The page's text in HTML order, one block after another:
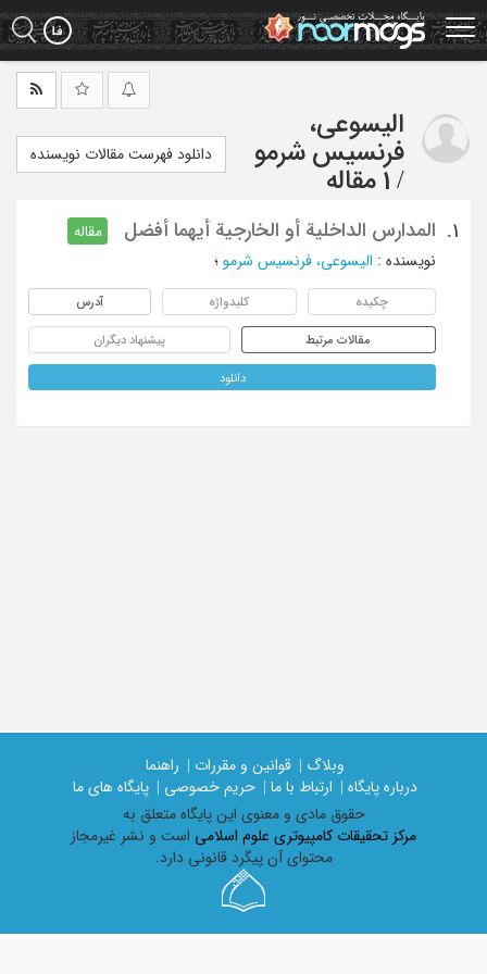
Skip
to
main
الیسوعی،
فرنسیس شرمو
/ 1 مقاله
دانلود فهرست مقالات نویسنده
1. المدارس الداخلیة أو الخارجیة أیهما أفضل
مقاله
نویسنده : الیسوعی، فرنسیس شرمو ؛
چکیده کلیدواژه آدرس
مقالات مرتبط پیشنهاد دیگران
دانلود
وبلاگ | قوانین و مقررات |
راهنما
درباره پایگاه |
ارتباط با ما | حریم خصوصی |
پایگاه های ما
حقوق مادی و معنوی اين پايگاه متعلق به
مرکز تحقیقات کامپیوتری علوم اسلامی است و نشر غیرمجاز
محتوای آن پیگرد قانونی دارد.